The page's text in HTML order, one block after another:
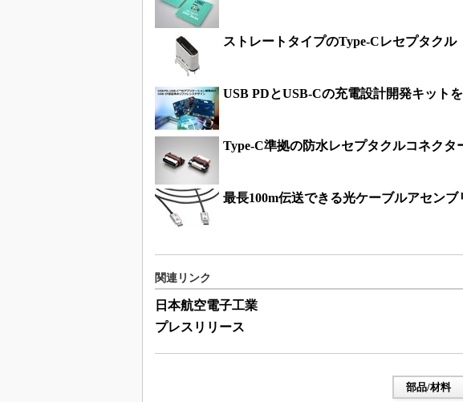
ストレートタイプのType-Cレセプタクル
USB PDとUSB-Cの充電設計開発キット
Type-C準拠の防水レセプタクルコネクタ
最長100m伝送できる光ケーブルアセンブ
関連リンク
日本航空電子工業
プレスリリース
部品/材料